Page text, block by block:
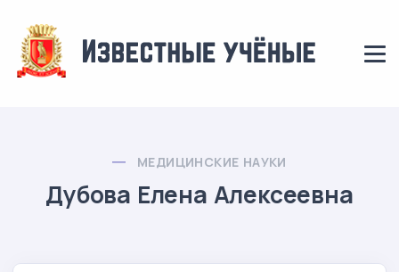
МЕДИЦИНСКИЕ НАУКИ
Дубова Елена Алексеевна